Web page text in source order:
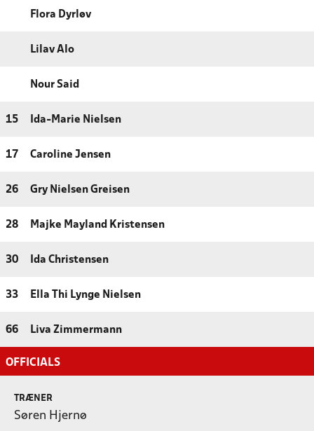
Flora Dyrløv
Lilav Alo
Nour Said
15 Ida-Marie Nielsen
17 Caroline Jensen
26 Gry Nielsen Greisen
28 Majke Mayland Kristensen
30 Ida Christensen
33 Ella Thi Lynge Nielsen
66 Liva Zimmermann
OFFICIALS
TRÆNER
Søren Hjernø